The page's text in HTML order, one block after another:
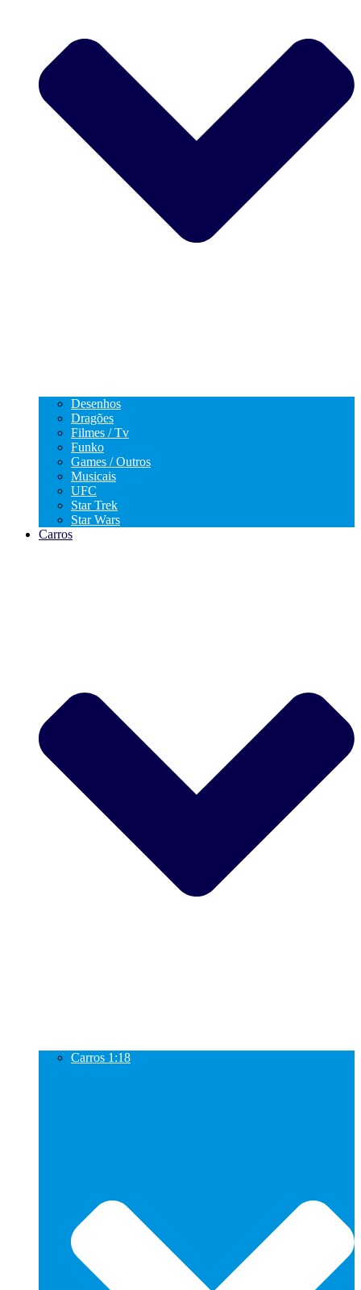
Desenhos
Dragões
Filmes / Tv
Funko
Games / Outros
Musicais
UFC
Star Trek
Star Wars
Carros
Carros 1:18